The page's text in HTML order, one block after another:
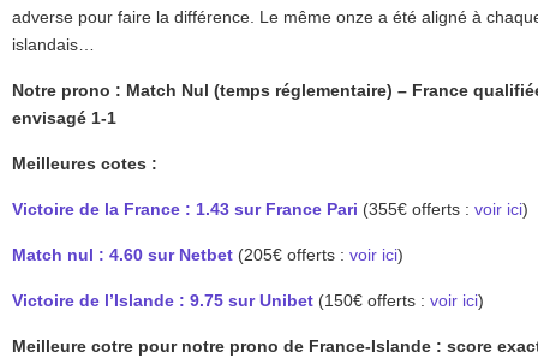
adverse pour faire la différence. Le même onze a été aligné à
islandais…
Notre prono : Match Nul (temps réglementaire) – France
envisagé 1-1
Meilleures cotes :
Victoire de la France : 1.43 sur France Pari (355€ offerts : voir ici)
Match nul : 4.60 sur Netbet (205€ offerts : voir ici)
Victoire de l’Islande : 9.75 sur Unibet (150€ offerts : voir ici)
Meilleure cotre pour notre prono de France-Islande : score